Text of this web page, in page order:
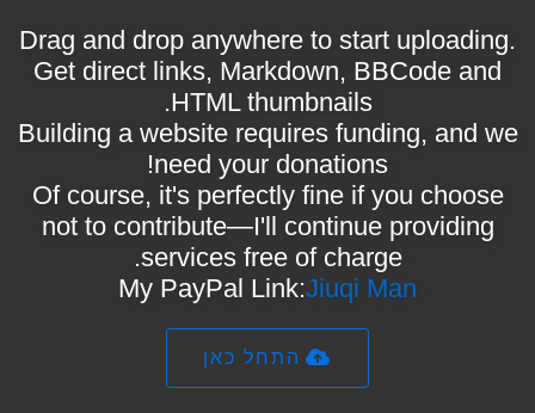
Drag and drop anywhere to start uploading.
Get direct links, Markdown, BBCode and
HTML thumbnails.
Building a website requires funding, and we
need your donations!
Of course, it's perfectly fine if you choose
not to contribute—I'll continue providing
services free of charge.
My PayPal Link:Jiuqi Man
התחל כאן